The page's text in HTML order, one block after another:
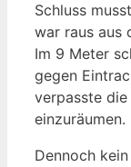
Schluss
war raus aus
Im 9 Meter
gegen
verpasste
einzuräumen.
Dennoch